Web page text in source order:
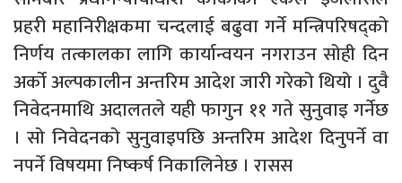
प्रहरी महानिरीक्षकमा चन्दलाई बढुवा गर्ने मन्त्रिपरिषद्को
निर्णय तत्कालका लागि कार्यान्वयन नगराउन सोही दिन
अर्को अल्पकालीन अन्तरिम आदेश जारी गरेको थियो । दुवै
निवेदनमाथि अदालतले यही फागुन ११ गते सुनुवाइ गर्नेछ
। सो निवेदनको सुनुवाइपछि अन्तरिम आदेश दिनुपर्ने वा
नपर्ने विषयमा निष्कर्ष निकालिनेछ । रासस